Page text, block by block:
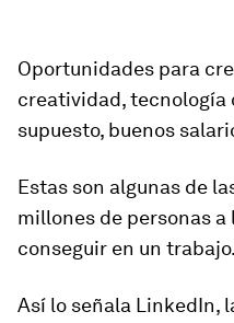
Oportunidades para
creatividad, tecnología
supuesto, buenos
Estas son algunas de
millones de personas a
conseguir en un trabajo.
Así lo señala LinkedIn,